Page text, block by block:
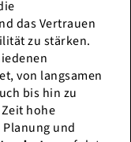
das Vertrauen
zu stärken.
von langsamen
bis hin zu
hohe
und